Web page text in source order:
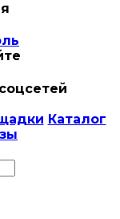
Каталог